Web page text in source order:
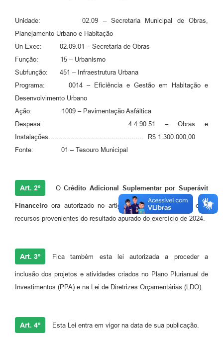
Unidade: 02.09 – Secretaria Municipal de Obras,
Planejamento Urbano e Habitação
Un Exec: 02.09.01 – Secretaria de Obras
Função: 15 – Urbanismo
Subfunção: 451 – Infraestrutura Urbana
Programa: 0014 – Eficiência e Gestão em Habitação e
Desenvolvimento Urbano
Ação: 1009 – Pavimentação Asfáltica
Despesa: 4.4.90.51 – Obras e
Instalações................................................ R$ 1.300.000,00
Fonte: 01 – Tesouro Municipal
Art. 2º OCrédito Adicional Suplementar por Superávit
Financeiro ora autorizado no artigo anterior, será coberto com
recursos provenientes do resultado apurado do exercício de 2024.
Art. 3º Fica também esta lei autorizada a proceder a
inclusão dos projetos e atividades criados no Plano Plurianual de
Investimentos (PPA) e na Lei de Diretrizes Orçamentárias (LDO).
Art. 4º Esta Lei entra em vigor na data de sua publicação.